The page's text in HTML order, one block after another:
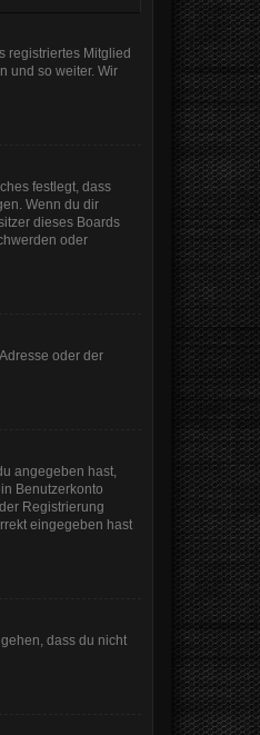
registriertes Mitglied
und so weiter. Wir
festlegt, dass
Wenn du dir
dieses Boards
oder
oder der
angegeben hast,
Benutzerkonto
Registrierung
eingegeben hast
dass du nicht